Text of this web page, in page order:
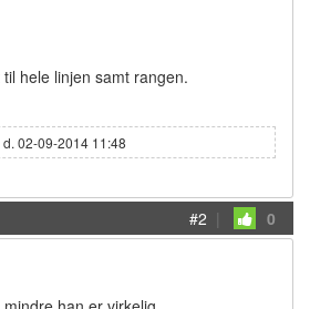
hele linjen samt rangen.
02-09-2014 11:48
#2 | 0